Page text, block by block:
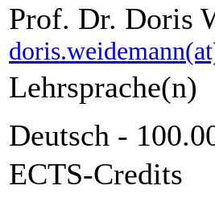
Prof. Dr. Doris
Lehrsprache(n)
Deutsch -
ECTS-Credits